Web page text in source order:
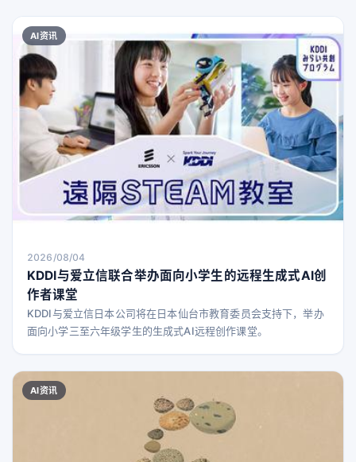
AI资讯
2026/08/04
KDDI与爱立信联合举办面向小学生的远程生成式AI创
作者课堂
KDDI与爱立信日本公司将在日本仙台市教育委员会支持下，举办
面向小学三至六年级学生的生成式AI远程创作课堂。
AI资讯